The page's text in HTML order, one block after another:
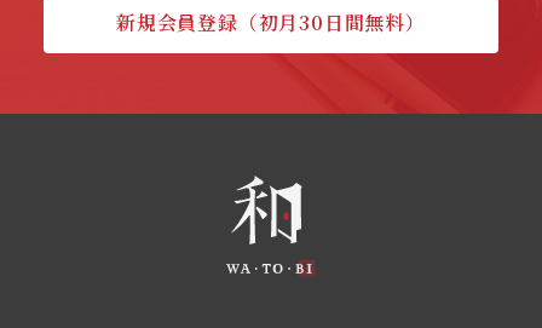
新規会員登録（初月30日間無料）